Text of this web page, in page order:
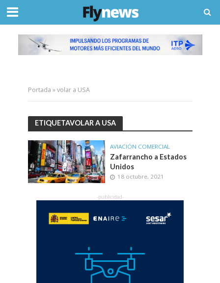
Portada »volar a USA
ETIQUETAVOLAR A USA
AVIACIÓN COMERCIAL
Zafarrancho a Estados
Unidos
18 octubre, 2021